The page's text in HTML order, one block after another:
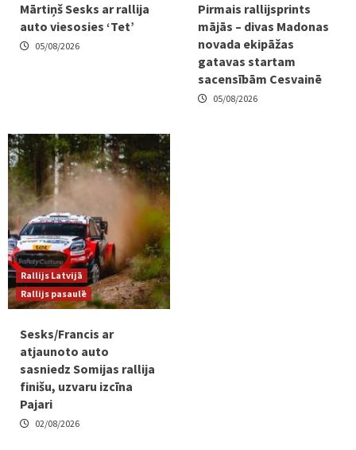
Mārtiņš Sesks ar rallija
auto viesosies ‘Tet’
05/08/2026
Pirmais rallijsprints
mājās – divas Madonas
novada ekipāžas
gatavas startam
sacensībām Cesvainē
05/08/2026
Rallijs Latvijā
Rallijs pasaulē
Sesks/Francis ar
atjaunoto auto
sasniedz Somijas rallija
finišu, uzvaru izcīna
Pajari
02/08/2026